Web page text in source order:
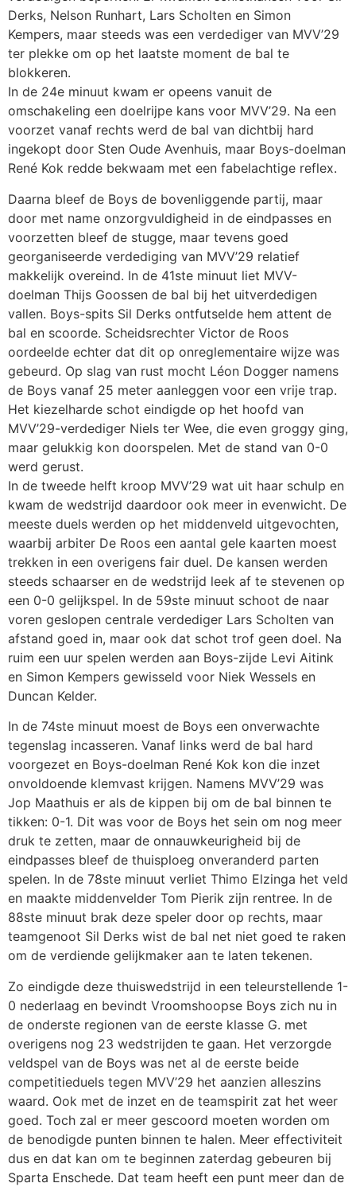
Derks, Nelson Runhart, Lars Scholten en Simon
Kempers, maar steeds was een verdediger van MVV’29
ter plekke om op het laatste moment de bal te
blokkeren.
In de 24e minuut kwam er opeens vanuit de
omschakeling een doelrijpe kans voor MVV’29. Na een
voorzet vanaf rechts werd de bal van dichtbij hard
ingekopt door Sten Oude Avenhuis, maar Boys-doelman
René Kok redde bekwaam met een fabelachtige reflex.
Daarna bleef de Boys de bovenliggende partij, maar
door met name onzorgvuldigheid in de eindpasses en
voorzetten bleef de stugge, maar tevens goed
georganiseerde verdediging van MVV’29 relatief
makkelijk overeind. In de 41ste minuut liet MVV-
doelman Thijs Goossen de bal bij het uitverdedigen
vallen. Boys-spits Sil Derks ontfutselde hem attent de
bal en scoorde. Scheidsrechter Victor de Roos
oordeelde echter dat dit op onreglementaire wijze was
gebeurd. Op slag van rust mocht Léon Dogger namens
de Boys vanaf 25 meter aanleggen voor een vrije trap.
Het kiezelharde schot eindigde op het hoofd van
MVV’29-verdediger Niels ter Wee, die even groggy ging,
maar gelukkig kon doorspelen. Met de stand van 0-0
werd gerust.
In de tweede helft kroop MVV’29 wat uit haar schulp en
kwam de wedstrijd daardoor ook meer in evenwicht. De
meeste duels werden op het middenveld uitgevochten,
waarbij arbiter De Roos een aantal gele kaarten moest
trekken in een overigens fair duel. De kansen werden
steeds schaarser en de wedstrijd leek af te stevenen op
een 0-0 gelijkspel. In de 59ste minuut schoot de naar
voren geslopen centrale verdediger Lars Scholten van
afstand goed in, maar ook dat schot trof geen doel. Na
ruim een uur spelen werden aan Boys-zijde Levi Aitink
en Simon Kempers gewisseld voor Niek Wessels en
Duncan Kelder.
In de 74ste minuut moest de Boys een onverwachte
tegenslag incasseren. Vanaf links werd de bal hard
voorgezet en Boys-doelman René Kok kon die inzet
onvoldoende klemvast krijgen. Namens MVV’29 was
Jop Maathuis er als de kippen bij om de bal binnen te
tikken: 0-1. Dit was voor de Boys het sein om nog meer
druk te zetten, maar de onnauwkeurigheid bij de
eindpasses bleef de thuisploeg onveranderd parten
spelen. In de 78ste minuut verliet Thimo Elzinga het veld
en maakte middenvelder Tom Pierik zijn rentree. In de
88ste minuut brak deze speler door op rechts, maar
teamgenoot Sil Derks wist de bal net niet goed te raken
om de verdiende gelijkmaker aan te laten tekenen.
Zo eindigde deze thuiswedstrijd in een teleurstellende 1-
0 nederlaag en bevindt Vroomshoopse Boys zich nu in
de onderste regionen van de eerste klasse G. met
overigens nog 23 wedstrijden te gaan. Het verzorgde
veldspel van de Boys was net al de eerste beide
competitieduels tegen MVV’29 het aanzien alleszins
waard. Ook met de inzet en de teamspirit zat het weer
goed. Toch zal er meer gescoord moeten worden om
de benodigde punten binnen te halen. Meer effectiviteit
dus en dat kan om te beginnen zaterdag gebeuren bij
Sparta Enschede. Dat team heeft een punt meer dan de